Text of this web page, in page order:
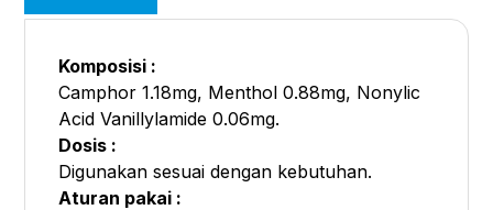
Komposisi :
Camphor 1.18mg, Menthol 0.88mg, Nonylic
Acid Vanillylamide 0.06mg.
Dosis :
Digunakan sesuai dengan kebutuhan.
Aturan pakai :